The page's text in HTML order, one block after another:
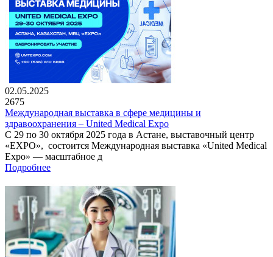
02.05.2025
2675
Международная выставка в сфере медицины и
здравоохранения – United Medical Expo
С 29 по 30 октября 2025 года в Астане, выставочный центр
«EXPO», состоится Международная выставка «United Medical
Expo» — масштабное д
Подробнее